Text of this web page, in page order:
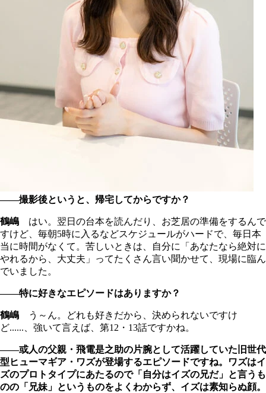
――撮影後というと、帰宅してからですか？
鶴嶋 はい。翌日の台本を読んだり、お芝居の準備をするんで
すけど、毎朝5時に入るなどスケジュールがハードで、毎日本
当に時間がなくて。苦しいときは、自分に「あなたなら絶対に
やれるから、大丈夫」ってたくさん言い聞かせて、現場に臨ん
でいました。
――特に好きなエピソードはありますか？
鶴嶋 う～ん。どれも好きだから、決められないですけ
ど......、強いて言えば、第12・13話ですかね。
――或人の父親・飛電是之助の片腕として活躍していた旧世代
型ヒューマギア・ワズが登場するエピソードですね。ワズはイ
ズのプロトタイプにあたるので「自分はイズの兄だ」と言うも
のの「兄妹」というものをよくわからず、イズは素知らぬ顔。